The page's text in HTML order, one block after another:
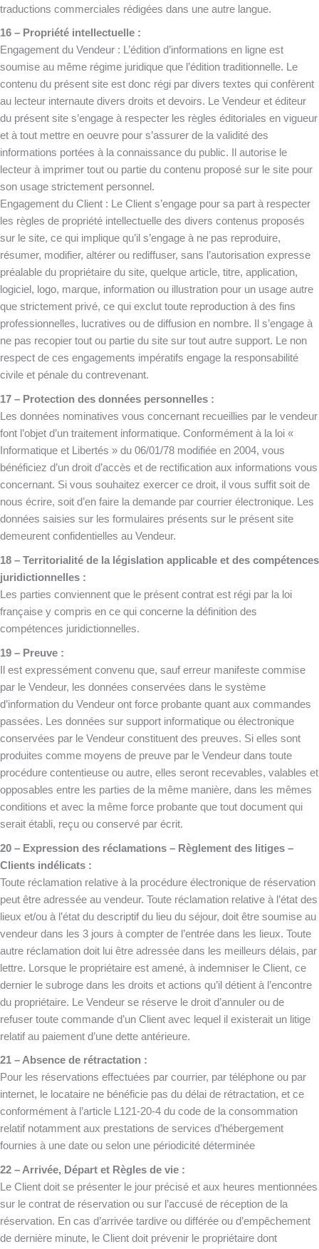
traductions commerciales rédigées dans une autre langue.
16 – Propriété intellectuelle :
Engagement du Vendeur : L’édition d’informations en ligne est
soumise au même régime juridique que l’édition traditionnelle. Le
contenu du présent site est donc régi par divers textes qui confèrent
au lecteur internaute divers droits et devoirs. Le Vendeur et éditeur
du présent site s’engage à respecter les règles éditoriales en vigueur
et à tout mettre en oeuvre pour s’assurer de la validité des
informations portées à la connaissance du public. Il autorise le
lecteur à imprimer tout ou partie du contenu proposé sur le site pour
son usage strictement personnel.
Engagement du Client : Le Client s’engage pour sa part à respecter
les règles de propriété intellectuelle des divers contenus proposés
sur le site, ce qui implique qu’il s’engage à ne pas reproduire,
résumer, modifier, altérer ou rediffuser, sans l’autorisation expresse
préalable du propriétaire du site, quelque article, titre, application,
logiciel, logo, marque, information ou illustration pour un usage autre
que strictement privé, ce qui exclut toute reproduction à des fins
professionnelles, lucratives ou de diffusion en nombre. Il s’engage à
ne pas recopier tout ou partie du site sur tout autre support. Le non
respect de ces engagements impératifs engage la responsabilité
civile et pénale du contrevenant.
17 – Protection des données personnelles :
Les données nominatives vous concernant recueillies par le vendeur
font l’objet d’un traitement informatique. Conformément à la loi «
Informatique et Libertés » du 06/01/78 modifiée en 2004, vous
bénéficiez d’un droit d’accès et de rectification aux informations vous
concernant. Si vous souhaitez exercer ce droit, il vous suffit soit de
nous écrire, soit d’en faire la demande par courrier électronique. Les
données saisies sur les formulaires présents sur le présent site
demeurent confidentielles au Vendeur.
18 – Territorialité de la législation applicable et des compétences
juridictionnelles :
Les parties conviennent que le présent contrat est régi par la loi
française y compris en ce qui concerne la définition des
compétences juridictionnelles.
19 – Preuve :
Il est expressément convenu que, sauf erreur manifeste commise
par le Vendeur, les données conservées dans le système
d’information du Vendeur ont force probante quant aux commandes
passées. Les données sur support informatique ou électronique
conservées par le Vendeur constituent des preuves. Si elles sont
produites comme moyens de preuve par le Vendeur dans toute
procédure contentieuse ou autre, elles seront recevables, valables et
opposables entre les parties de la même manière, dans les mêmes
conditions et avec la même force probante que tout document qui
serait établi, reçu ou conservé par écrit.
20 – Expression des réclamations – Règlement des litiges –
Clients indélicats :
Toute réclamation relative à la procédure électronique de réservation
peut être adressée au vendeur. Toute réclamation relative à l’état des
lieux et/ou à l’état du descriptif du lieu du séjour, doit être soumise au
vendeur dans les 3 jours à compter de l’entrée dans les lieux. Toute
autre réclamation doit lui être adressée dans les meilleurs délais, par
lettre. Lorsque le propriétaire est amené, à indemniser le Client, ce
dernier le subroge dans les droits et actions qu’il détient à l’encontre
du propriétaire. Le Vendeur se réserve le droit d’annuler ou de
refuser toute commande d’un Client avec lequel il existerait un litige
relatif au paiement d’une dette antérieure.
21 – Absence de rétractation :
Pour les réservations effectuées par courrier, par téléphone ou par
internet, le locataire ne bénéficie pas du délai de rétractation, et ce
conformément à l’article L121-20-4 du code de la consommation
relatif notamment aux prestations de services d’hébergement
fournies à une date ou selon une périodicité déterminée
22 – Arrivée, Départ et Règles de vie :
Le Client doit se présenter le jour précisé et aux heures mentionnées
sur le contrat de réservation ou sur l’accusé de réception de la
réservation. En cas d’arrivée tardive ou différée ou d’empêchement
de dernière minute, le Client doit prévenir le propriétaire dont